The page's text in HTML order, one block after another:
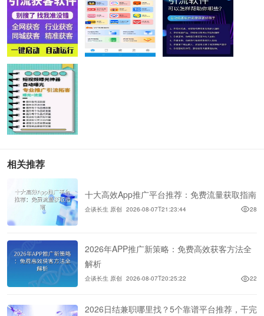
相关推荐
十大高效App推广平台推荐：免费流量获取指南
企谈长生 原创 2026-08-07T21:23:44 28
2026年APP推广新策略：免费高效获客方法全
解析
企谈长生 原创 2026-08-07T20:25:22 22
2026日结兼职哪里找？5个靠谱平台推荐，干完